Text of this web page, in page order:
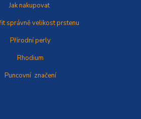
Jak nakupovat
správněvelikost prstenu
Přírodní perly
Rhodium
Puncovní značení